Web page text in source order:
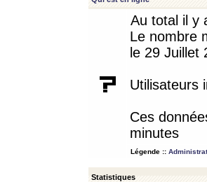
Au total il y
Le nombre
le 29 Juillet
Utilisateurs
Ces
minutes
Légende ::
Statistiques